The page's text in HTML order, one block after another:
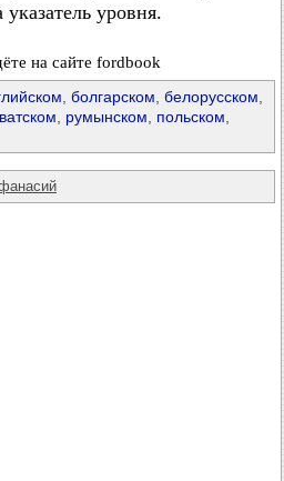
указатель уровня.
на сайте fordbook
болгарском белорусском
румынском польском